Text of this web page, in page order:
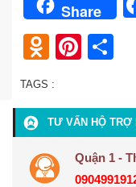
Share
TAGS :
TƯ VẤN HỘ TRỢ
Quận 1 -